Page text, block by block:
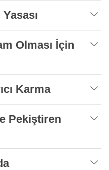
Olması İçin
Karma
Pekiştiren